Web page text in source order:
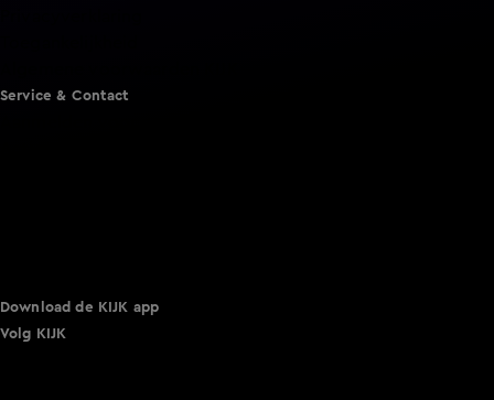
Service & Contact
Download de KIJK app
Volg KIJK